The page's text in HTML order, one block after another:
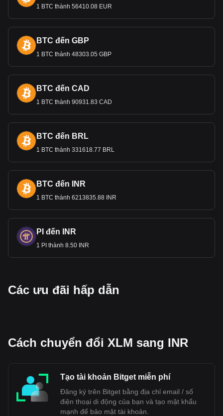
1 BTC thành 56410.08 EUR
BTC đến GBP
1 BTC thành 48303.05 GBP
BTC đến CAD
1 BTC thành 90931.83 CAD
BTC đến BRL
1 BTC thành 331618.77 BRL
BTC đến INR
1 BTC thành 6213835.88 INR
PI đến INR
1 PI thành 8.50 INR
Các ưu đãi hấp dẫn
Cách chuyển đổi XLM sang INR
Tạo tài khoản Bitget miễn phí
Đăng ký trên Bitget bằng địa chỉ email / số
điện thoại di động của bạn và tạo mật khẩu
mạnh để bảo mật tài khoản.